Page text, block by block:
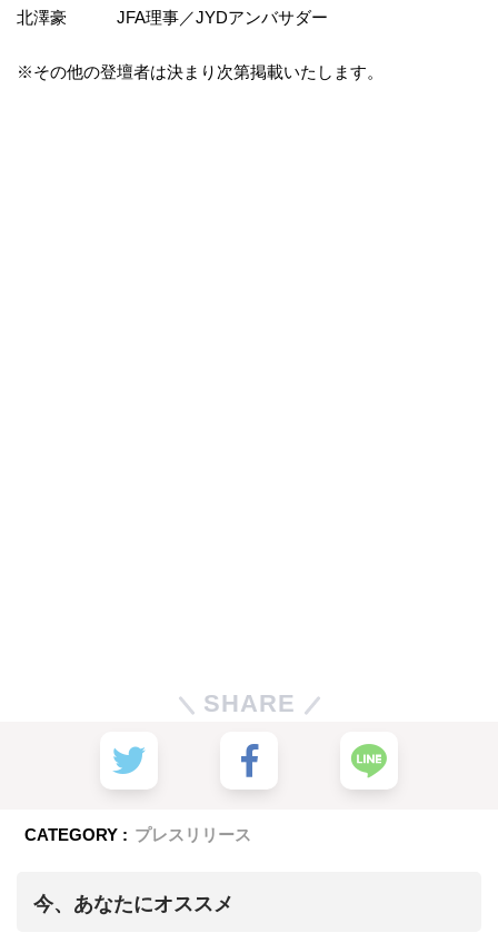
北澤豪 JFA理事／JYDアンバサダー
※その他の登壇者は決まり次第掲載いたします。
SHARE
CATEGORY : プレスリリース
今、あなたにオススメ